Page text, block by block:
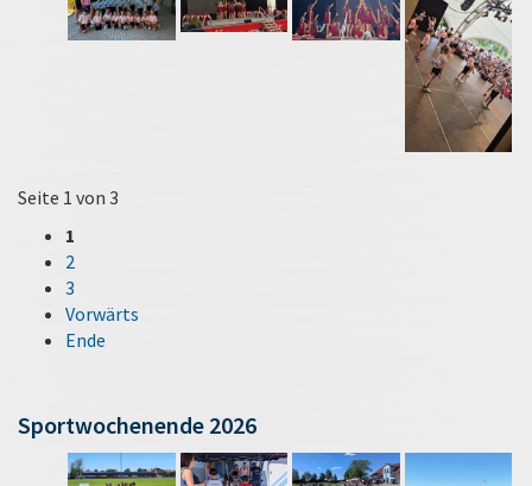
Seite 1 von 3
1
2
3
Vorwärts
Ende
Sportwochenende 2026